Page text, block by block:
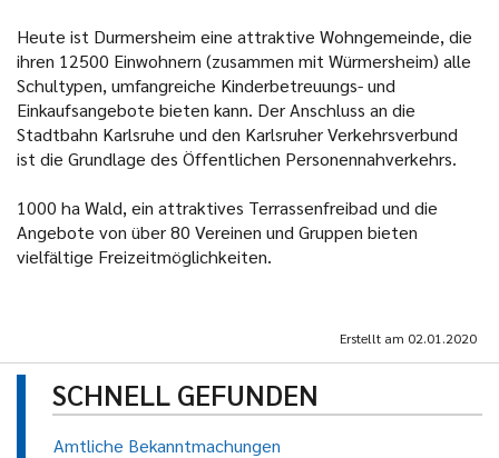
Heute ist Durmersheim eine attraktive Wohngemeinde, die
ihren 12500 Einwohnern (zusammen mit Würmersheim) alle
Schultypen, umfangreiche Kinderbetreuungs- und
Einkaufsangebote bieten kann. Der Anschluss an die
Stadtbahn Karlsruhe und den Karlsruher Verkehrsverbund
ist die Grundlage des Öffentlichen Personennahverkehrs.
1000 ha Wald, ein attraktives Terrassenfreibad und die
Angebote von über 80 Vereinen und Gruppen bieten
vielfältige Freizeitmöglichkeiten.
Erstellt am 02.01.2020
SCHNELL GEFUNDEN
Amtliche Bekanntmachungen